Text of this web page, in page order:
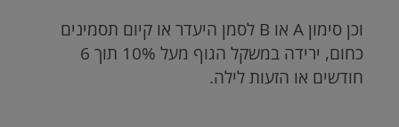
וכן סימון A או B לסמן היעדר או קיום תסמינים
כחום, ירידה במשקל הגוף מעל 10% תוך 6
חודשים או הזעות לילה.